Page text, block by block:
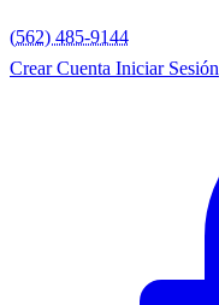
(562) 485-9144
Crear Cuenta Iniciar Sesión